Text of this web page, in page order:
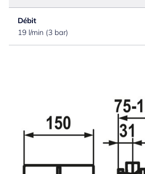
Débit
19 l/min (3 bar)